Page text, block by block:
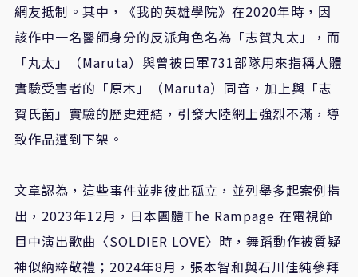
網友抵制。其中，《我的英雄學院》在2020年時，因
該作中一名醫師身分的反派角色名為「志賀丸太」，而
「丸太」（Maruta）與曾被日軍731部隊用來指稱人體
實驗受害者的「原木」（Maruta）同音，加上與「志
賀氏菌」實驗的歷史連結，引發大陸網上強烈不滿，導
致作品遭到下架。
文章認為，這些事件並非彼此孤立，並列舉多起案例指
出，2023年12月，日本團體The Rampage 在電視節
目中演出歌曲〈SOLDIER LOVE〉時，舞蹈動作被質疑
神似納粹敬禮；2024年8月，張本智和與石川佳純參拜